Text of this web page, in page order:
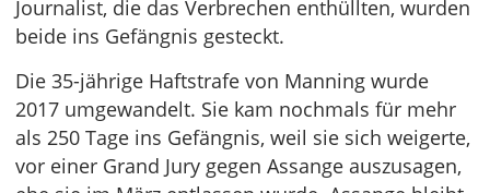
Journalist, die das Verbrechen enthüllten, wurden
beide ins Gefängnis gesteckt.
Die 35-jährige Haftstrafe von Manning wurde
2017 umgewandelt. Sie kam nochmals für mehr
als 250 Tage ins Gefängnis, weil sie sich weigerte,
vor einer Grand Jury gegen Assange auszusagen,